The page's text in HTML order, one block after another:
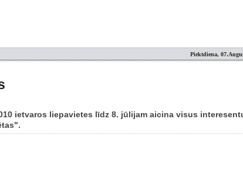
Piektdiena,
ietvaros liepavietes līdz 8. jūlijam aicina visus